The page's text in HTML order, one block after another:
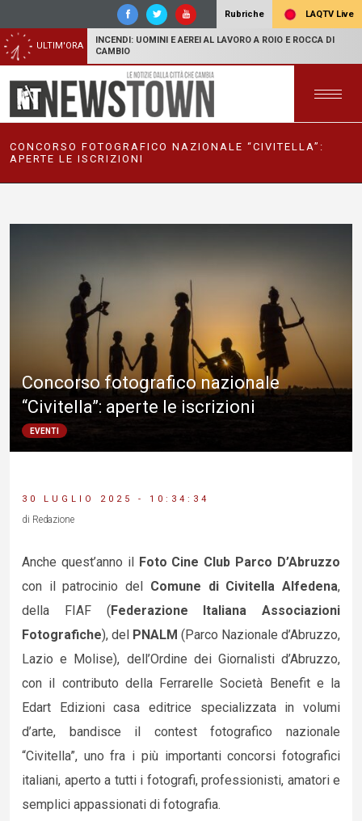
Rubriche LAQTV Live
ULTIM'ORA
INCENDI: UOMINI E AEREI AL LAVORO A ROIO E ROCCA DI
CAMBIO
CONCORSO FOTOGRAFICO NAZIONALE “CIVITELLA”:
APERTE LE ISCRIZIONI
Concorso fotografico nazionale
“Civitella”: aperte le iscrizioni
EVENTI
30 LUGLIO 2025 - 10:34:34
di Redazione
Anche quest’anno il Foto Cine Club Parco D’Abruzzo
con il patrocinio del Comune di Civitella Alfedena,
della FIAF (Federazione Italiana Associazioni
Fotografiche), del PNALM (Parco Nazionale d’Abruzzo,
Lazio e Molise), dell’Ordine dei Giornalisti d’Abruzzo,
con il contributo della Ferrarelle Società Benefit e la
Edart Edizioni casa editrice specializzata in volumi
d’arte, bandisce il contest fotografico nazionale
“Civitella”, uno fra i più importanti concorsi fotografici
italiani, aperto a tutti i fotografi, professionisti, amatori e
semplici appassionati di fotografia.